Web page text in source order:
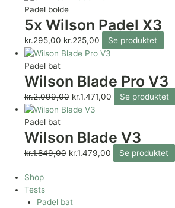
Padel bolde
5x Wilson Padel X3
kr.295,00 kr.225,00 Se produktet
Padel bat
Wilson Blade Pro V3
kr.2.099,00 kr.1.471,00 Se produktet
Padel bat
Wilson Blade V3
kr.1.849,00 kr.1.479,00 Se produktet
Shop
Tests
Padel bat